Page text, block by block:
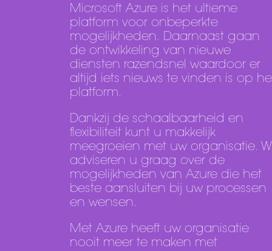
Microsoft Azure is het ultieme
platform voor onbeperkte
mogelijkheden. Daarnaast gaan
de ontwikkeling van nieuwe
diensten razendsnel waardoor er
altijd iets nieuws te vinden is op
platform.
Dankzij de schaalbaarheid en
flexibiliteit kunt u makkelijk
meegroeien met uw organisatie.
adviseren u graag over de
mogelijkheden van Azure die het
beste aansluiten bij uw processen
en wensen.
Met Azure heeft uw organisatie
nooit meer te maken met